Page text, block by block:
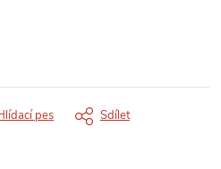
pes Sdílet